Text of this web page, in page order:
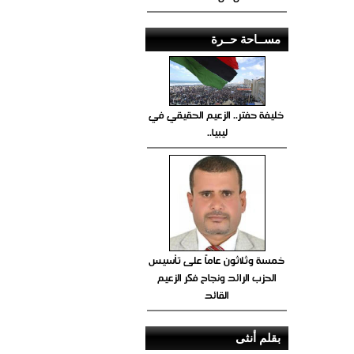
مســاحة حــرة
خليفة حفتر.. الزعيم الحقيقي في
ليبيا..
خمسة وثلاثون عاماً على تأسيس
الحزب الرائد ونجاح فكر الزعيم
القائد
بقلم أنثى